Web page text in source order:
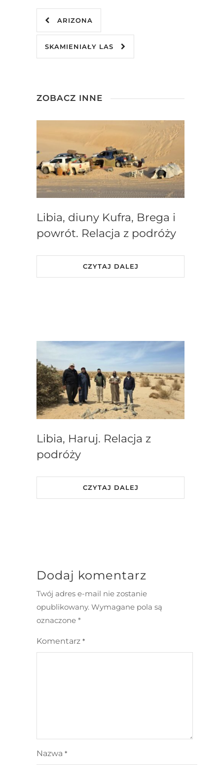
ARIZONA
SKAMIENIAŁY LAS
ZOBACZ INNE
Libia, diuny Kufra, Brega i
powrót. Relacja z podróży
CZYTAJ DALEJ
Libia, Haruj. Relacja z
podróży
CZYTAJ DALEJ
Dodaj komentarz
Twój adres e-mail nie zostanie
opublikowany. Wymagane pola są
oznaczone *
Komentarz *
Nazwa *